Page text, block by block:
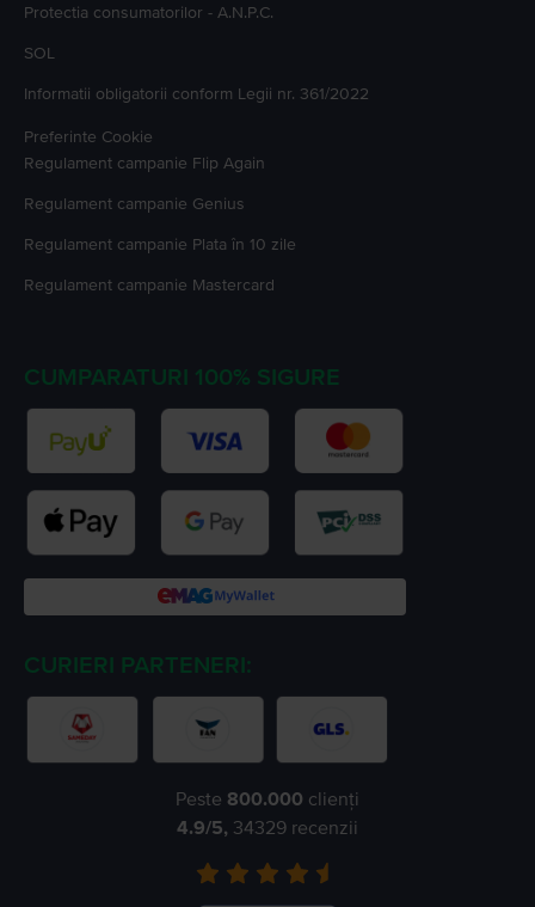
Protectia consumatorilor - A.N.P.C.
SOL
Informatii obligatorii conform Legii nr. 361/2022
Preferinte Cookie
Regulament campanie Flip Again
Regulament campanie Genius
Regulament campanie Plata în 10 zile
Regulament campanie Mastercard
CUMPARATURI 100% SIGURE
CURIERI PARTENERI:
Peste 800.000 clienți
4.9/5, 34329 recenzii